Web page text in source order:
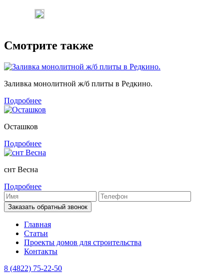
Смотрите также
Заливка монолитной ж/б плиты в Редкино.
Подробнее
Осташков
Подробнее
снт Весна
Подробнее
Заказать обратный звонок
Главная
Статьи
Проекты домов для строительства
Контакты
8 (4822) 75-22-50